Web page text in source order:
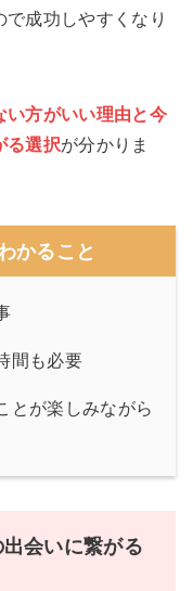
成功しやすくなり
い方がいい理由と今
る選択が分かりま
かること
間も必要
とが楽しみながら
会いに繋がる